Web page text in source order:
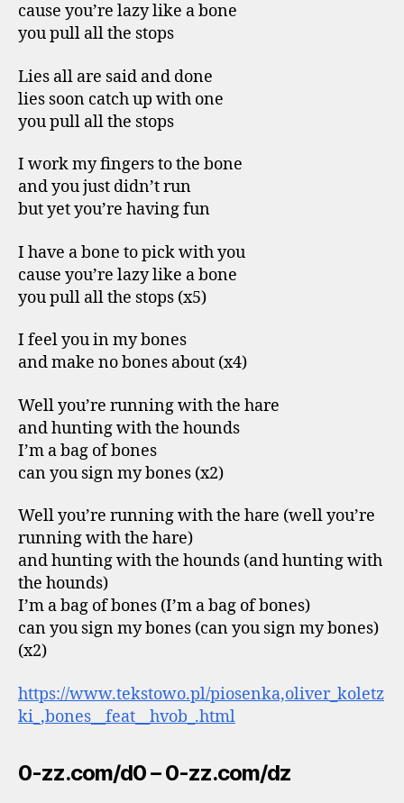
cause you’re lazy like a bone
you pull all the stops
Lies all are said and done
lies soon catch up with one
you pull all the stops
I work my fingers to the bone
and you just didn’t run
but yet you’re having fun
I have a bone to pick with you
cause you’re lazy like a bone
you pull all the stops (x5)
I feel you in my bones
and make no bones about (x4)
Well you’re running with the hare
and hunting with the hounds
I’m a bag of bones
can you sign my bones (x2)
Well you’re running with the hare (well you’re
running with the hare)
and hunting with the hounds (and hunting with
the hounds)
I’m a bag of bones (I’m a bag of bones)
can you sign my bones (can you sign my bones)
(x2)
https://www.tekstowo.pl/piosenka,oliver_koletz
ki_,bones__feat__hvob_.html
0-zz.com/d0 – 0-zz.com/dz